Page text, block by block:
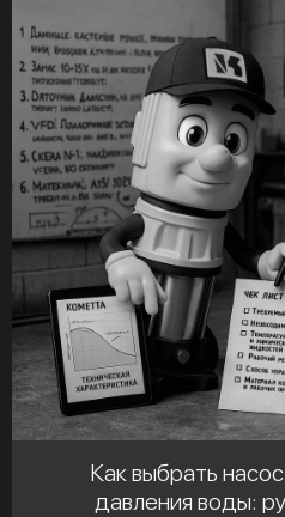
Как выбрать
давления воды: